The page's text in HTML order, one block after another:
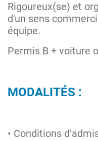
Rigoureux(se) et
d'un sens
équipe.
Permis B + voiture
MODALITÉS :
• Conditions